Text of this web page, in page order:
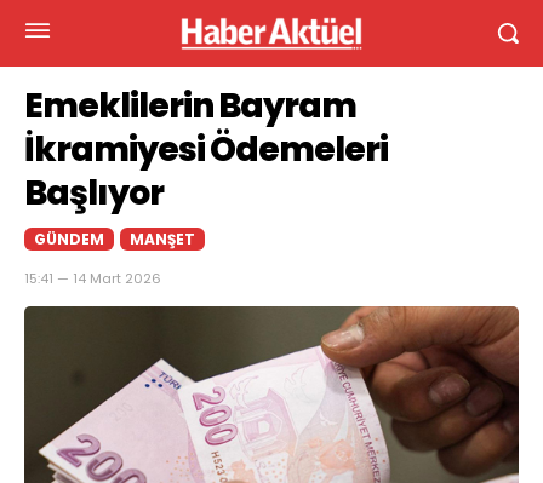
Emeklilerin Bayram
İkramiyesi Ödemeleri
Başlıyor
GÜNDEM MANŞET
15:41 — 14 Mart 2026